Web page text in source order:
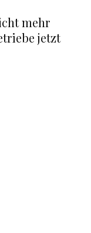
mehr
jetzt